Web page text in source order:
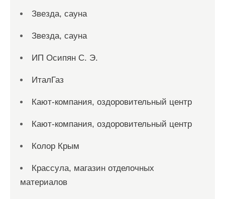
Звезда, сауна
Звезда, сауна
ИП Осипян С. Э.
ИталГаз
Кают-компания, оздоровительный центр
Кают-компания, оздоровительный центр
Колор Крым
Крассула, магазин отделочных
материалов